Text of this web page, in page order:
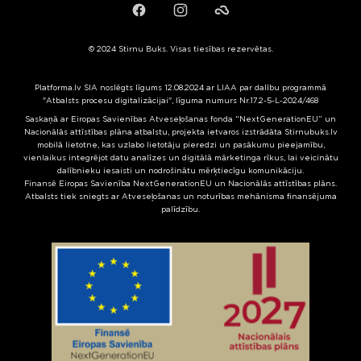
FacebookInstagramFailiem.lv
© 2024 Stirnu Buks. Visas tiesības rezervētas.
Platforma.lv SIA noslēgts līgums 12.08.2024 ar LIAA par dalību programmā
"Atbalsts procesu digitalizācijai", līguma numurs Nr.17.2-5-L-2024/468
Saskaņā ar Eiropas Savienības Atveseļošanas fonda “NextGenerationEU” un
Nacionālās attīstības plāna atbalstu, projekta ietvaros izstrādāta Stirnubuks.lv
mobilā lietotne, kas uzlabo lietotāju pieredzi un pasākumu pieejamību,
vienlaikus integrējot datu analīzes un digitālā mārketinga rīkus, lai veicinātu
dalībnieku iesaisti un nodrošinātu mērķtiecīgu komunikāciju.
Finansē Eiropas Savienība NextGenerationEU un Nacionālās attīstības plāns.
Atbalsts tiek sniegts ar Atveseļošanas un noturības mehānisma finansējuma
palīdzību.